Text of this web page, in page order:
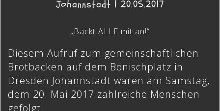
Johannstadt | 20.05.2017
„Backt ALLE mit an!“
Diesem Aufruf zum gemeinschaftlichen
Brotbacken auf dem Bönischplatz in
Dresden Johannstadt waren am Samstag,
dem 20. Mai 2017 zahlreiche Menschen
gefolgt.